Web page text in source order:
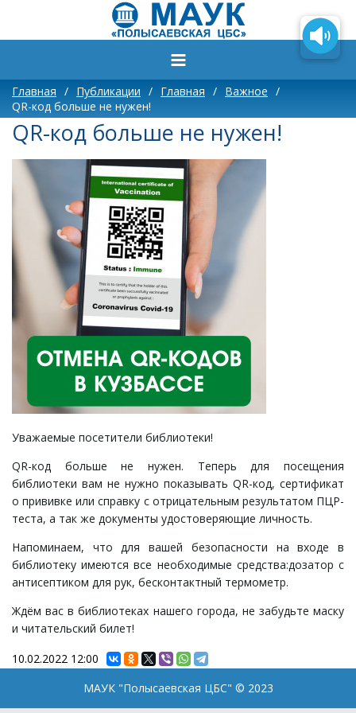
Главная / Публикации / Главная / Важное /
QR-код больше не нужен!
QR-код больше не нужен!
Уважаемые посетители библиотеки!
QR-код больше не нужен. Теперь для посещения
библиотеки вам не нужно показывать QR-код, сертификат
о прививке или справку с отрицательным результатом ПЦР-
теста, а так же документы удостоверяющие личность.
Напоминаем, что для вашей безопасности на входе в
библиотеку имеются все необходимые средства:дозатор с
антисептиком для рук, бесконтактный термометр.
Ждём вас в библиотеках нашего города, не забудьте маску
и читательский билет!
10.02.2022 12:00
МАУК "Полысаевская ЦБС" © 2023